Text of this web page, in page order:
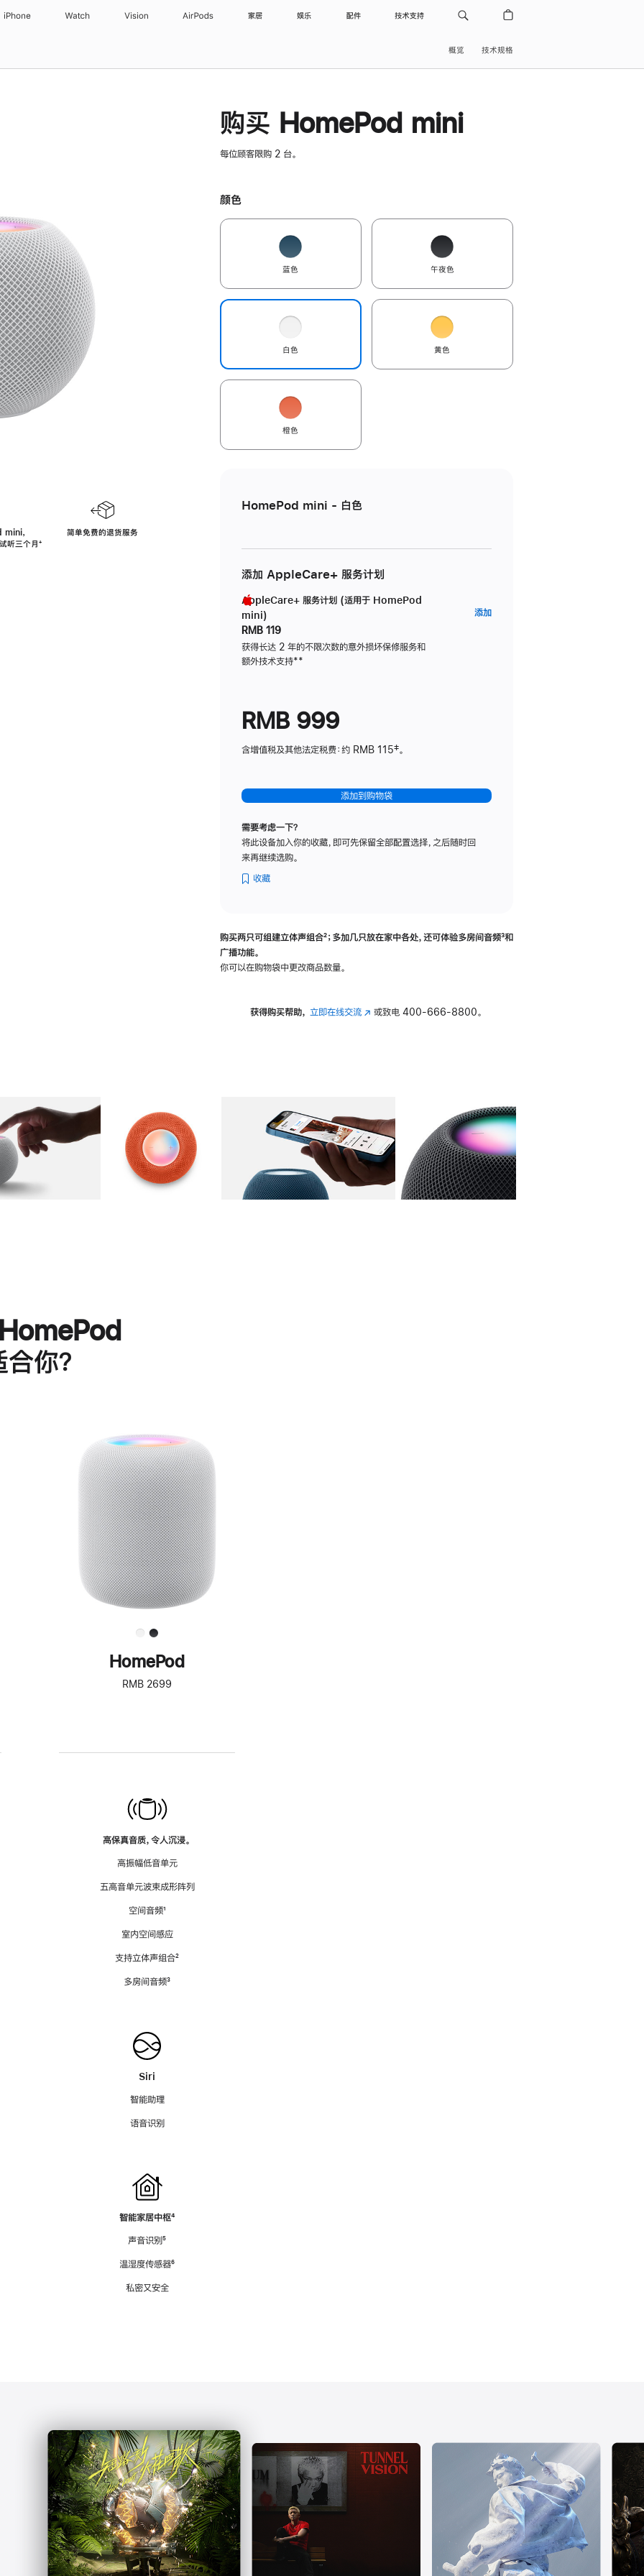
iPhone Watch Vision AirPods 家居 娱乐 配件 技术支持
概览 技术规格
，
听三个月脚
⁺
简单免费的退货服务
购买 HomePod mini
每位顾客限购 2 台。
颜色
蓝色 午夜色
白色 黄色
橙色
HomePod mini - 白色
添加 AppleCare+ 服务计划
AppleCare+ 服务计划 (适用于 HomePod
mini)
RMB 119
获得长达 2 年的不限次数的意外损坏保修服务和
额外技术支持脚
**
添加AppleCare+
RMB 999
含增值税及其他法定税费：约 RMB 115‡。
添加到购物袋
需要考虑一下？
将此设备加入你的收藏，即可先保留全部配置选择，之后随时回
来再继续选购。
收藏
购买两只可组建立体声组合脚
²；多加几只放在家中各处，还可体验多‍房‍间音频脚
³和
广播功能。
你可以在购物袋中更改商品数量。
获得购买帮助， 立即在线交流(在 或致电 400-666-8800。
图库 图像 图库 图像 图库 图像 4 图库 图像 5
你？
进
一
步
了
解
HomePod<
HomePod
RMB 2699
高保真音质，令人沉浸。
高振幅低音单元
五高音单元波束成形阵列
空间音频脚
¹
室内空间感应
支持立体声组合脚
²
多房间音频脚
³
Siri
智能助理
语音识别
智能家居中枢脚
⁴
声音识别脚
⁵
温湿度传感器脚
⁶
私密又安全